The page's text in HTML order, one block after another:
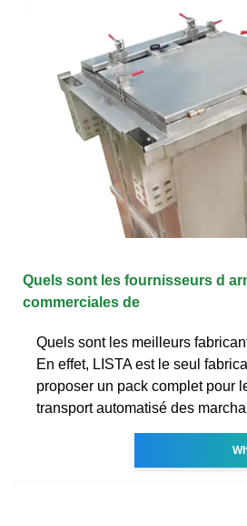
Quels sont les fournisseurs d
commerciales de
Quels sont les meilleurs
En effet, LISTA est le seul
proposer un pack complet pour
transport automatisé des